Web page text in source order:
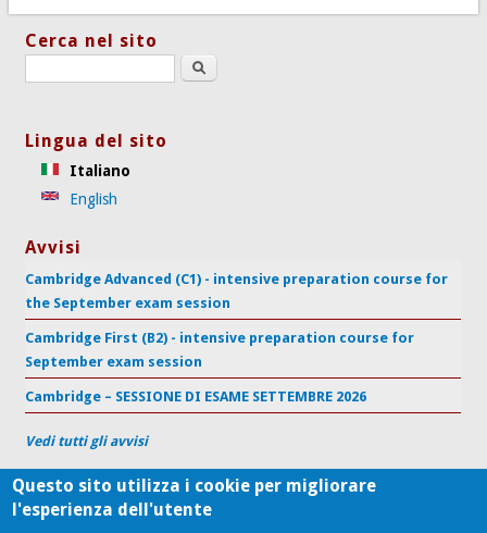
Cerca nel sito
Search this site
Lingua del sito
Italiano
English
Avvisi
Cambridge Advanced (C1) - intensive preparation course for
the September exam session
Cambridge First (B2) - intensive preparation course for
September exam session
Cambridge – SESSIONE DI ESAME SETTEMBRE 2026
Vedi tutti gli avvisi
Centro di Supporto per l'Apprendimento delle Lingue
Questo sito utilizza i cookie per migliorare
l'esperienza dell'utente